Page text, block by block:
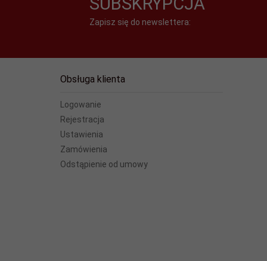
Zapisz się do newslettera:
Obsługa klienta
Logowanie
Rejestracja
Ustawienia
Zamówienia
Odstąpienie od umowy